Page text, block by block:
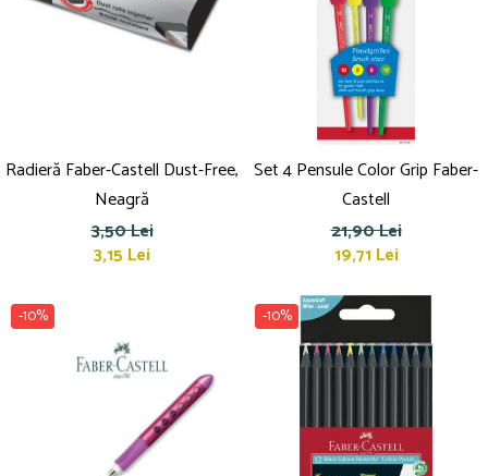
Radieră Faber-Castell Dust-Free,
Neagră
3,50 Lei
3,15 Lei
Set 4 Pensule Color Grip Faber-
Castell
21,90 Lei
19,71 Lei
-10% -10%